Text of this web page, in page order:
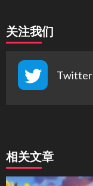
关注我们
Twitter
相关文章